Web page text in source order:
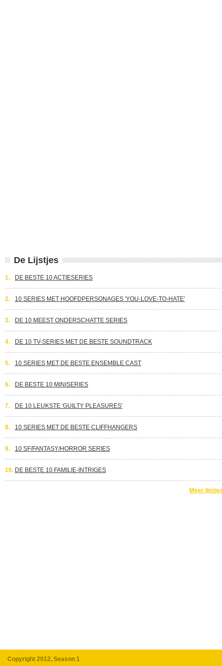
De Lijstjes
1. DE BESTE 10 ACTIESERIES
2. 10 SERIES MET HOOFDPERSONAGES 'YOU-LOVE-TO-HATE'
3. DE 10 MEEST ONDERSCHATTE SERIES
4. DE 10 TV-SERIES MET DE BESTE SOUNDTRACK
5. 10 SERIES MET DE BESTE ENSEMBLE CAST
6. DE BESTE 10 MINISERIES
7. DE 10 LEUKSTE 'GUILTY PLEASURES'
8. 10 SERIES MET DE BESTE CLIFFHANGERS
9. 10 SF/FANTASY/HORROR SERIES
10. DE BESTE 10 FAMILIE-INTRIGES
Meer
Copyright 2012, Season 1